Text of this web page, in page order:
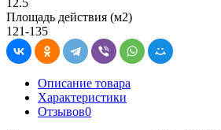
Площадь действия (м2)
121-135
Описание товара
Характеристики
Отзывов0